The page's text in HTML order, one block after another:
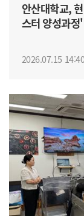
안산대학교,
스터 양성과
2026.07.15